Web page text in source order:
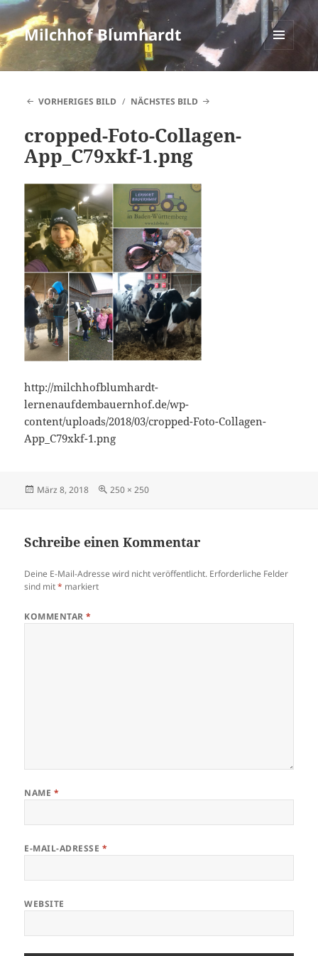
Milchhof Blumhardt
MENÜ
VORHERIGES BILD
NÄCHSTES BILD
cropped-Foto-Collagen-
App_C79xkf-1.png
http://milchhofblumhardt-
lernenaufdembauernhof.de/wp-
content/uploads/2018/03/cropped-Foto-Collagen-
App_C79xkf-1.png
Veröffentlicht
März 8, 2018 Originalgröße
250 × 250
Schreibe einen Kommentar
Deine E-Mail-Adresse wird nicht veröffentlicht. Erforderliche Felder
sind mit* markiert
KOMMENTAR*
NAME *
E-MAIL-ADRESSE *
WEBSITE